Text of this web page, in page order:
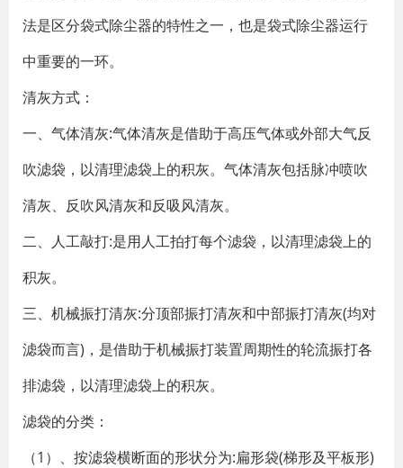
法是区分袋式除尘器的特性之一，也是袋式除尘器运行
中重要的一环。
清灰方式：
一、气体清灰:气体清灰是借助于高压气体或外部大气反
吹滤袋，以清理滤袋上的积灰。气体清灰包括脉冲喷吹
清灰、反吹风清灰和反吸风清灰。
二、人工敲打:是用人工拍打每个滤袋，以清理滤袋上的
积灰。
三、机械振打清灰:分顶部振打清灰和中部振打清灰(均对
滤袋而言)，是借助于机械振打装置周期性的轮流振打各
排滤袋，以清理滤袋上的积灰。
滤袋的分类：
（1）、按滤袋横断面的形状分为:扁形袋(梯形及平板形)